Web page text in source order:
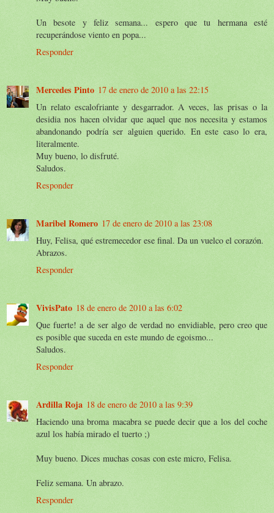
Un besote y feliz semana... espero que tu hermana esté
recuperándose viento en popa...
Responder
Mercedes Pinto 17 de enero de 2010 a las 22:15
Un relato escalofriante y desgarrador. A veces, las prisas o la
desidia nos hacen olvidar que aquel que nos necesita y estamos
abandonando podría ser alguien querido. En este caso lo era,
literalmente.
Muy bueno, lo disfruté.
Saludos.
Responder
Maribel Romero 17 de enero de 2010 a las 23:08
Huy, Felisa, qué estremecedor ese final. Da un vuelco el corazón.
Abrazos.
Responder
VivisPato 18 de enero de 2010 a las 6:02
Que fuerte! a de ser algo de verdad no envidiable, pero creo que
es posible que suceda en este mundo de egoismo...
Saludos.
Responder
Ardilla Roja 18 de enero de 2010 a las 9:39
Haciendo una broma macabra se puede decir que a los del coche
azul los había mirado el tuerto ;)
Muy bueno. Dices muchas cosas con este micro, Felisa.
Feliz semana. Un abrazo.
Responder